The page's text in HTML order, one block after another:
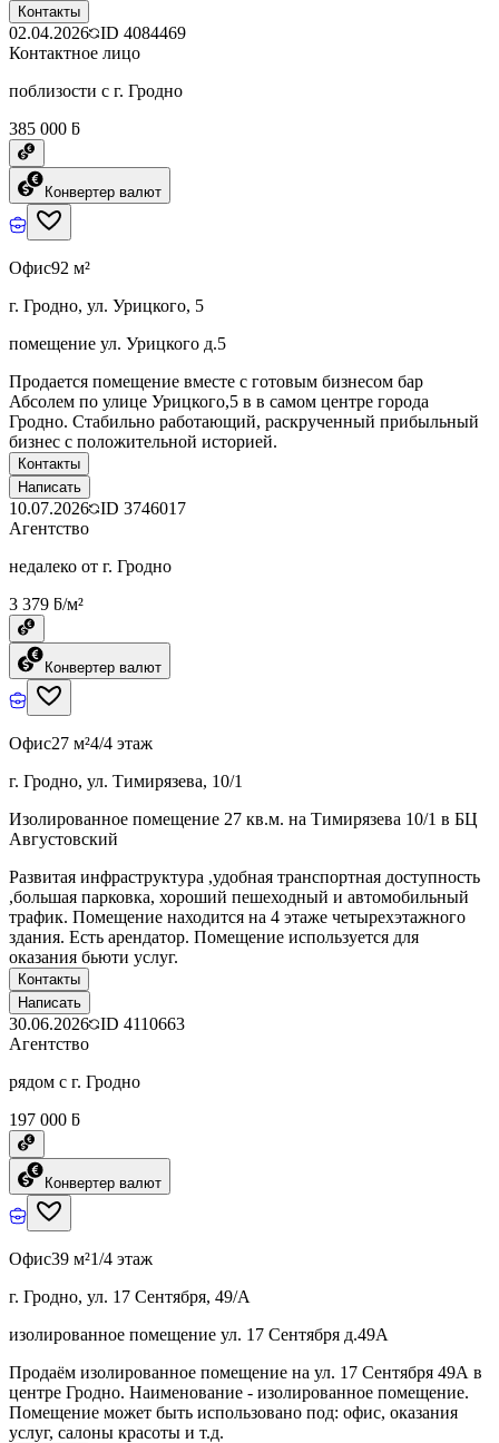
Контакты
02.04.2026 ID 4084469
Контактное лицо
поблизости с г. Гродно
385 000 ƃ
Конвертер валют
Офис92 м²
г. Гродно, ул. Урицкого, 5
помещение ул. Урицкого д.5
Продается помещение вместе с готовым бизнесом бар
Абсолем по улице Урицкого,5 в в самом центре города
Гродно. Стабильно работающий, раскрученный прибыльный
бизнес с положительной историей.
Контакты
Написать
10.07.2026 ID 3746017
Агентство
недалеко от г. Гродно
3 379 ƃ/м²
Конвертер валют
Офис27 м²4/4 этаж
г. Гродно, ул. Тимирязева, 10/1
Изолированное помещение 27 кв.м. на Тимирязева 10/1 в БЦ
Августовский
Развитая инфраструктура ,удобная транспортная доступность
,большая парковка, хороший пешеходный и автомобильный
трафик. Помещение находится на 4 этаже четырехэтажного
здания. Есть арендатор. Помещение используется для
оказания бьюти услуг.
Контакты
Написать
30.06.2026 ID 4110663
Агентство
рядом с г. Гродно
197 000 ƃ
Конвертер валют
Офис39 м²1/4 этаж
г. Гродно, ул. 17 Сентября, 49/А
изолированное помещение ул. 17 Сентября д.49А
Продаём изолированное помещение на ул. 17 Сентября 49А в
центре Гродно. Наименование - изолированное помещение.
Помещение может быть использовано под: офис, оказания
услуг, салоны красоты и т.д.